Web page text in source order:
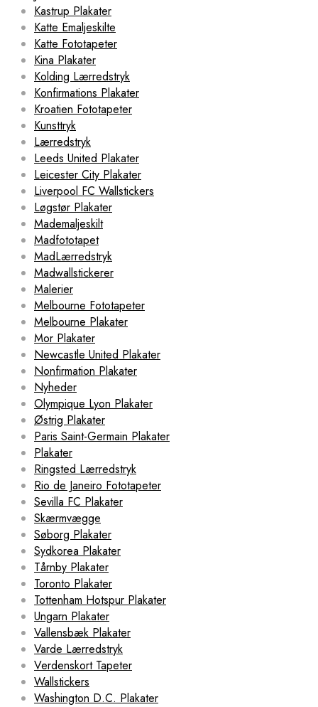
Kastrup Plakater
Katte Emaljeskilte
Katte Fototapeter
Kina Plakater
Kolding Lærredstryk
Konfirmations Plakater
Kroatien Fototapeter
Kunsttryk
Lærredstryk
Leeds United Plakater
Leicester City Plakater
Liverpool FC Wallstickers
Løgstør Plakater
Mademaljeskilt
Madfototapet
MadLærredstryk
Madwallstickerer
Malerier
Melbourne Fototapeter
Melbourne Plakater
Mor Plakater
Newcastle United Plakater
Nonfirmation Plakater
Nyheder
Olympique Lyon Plakater
Østrig Plakater
Paris Saint-Germain Plakater
Plakater
Ringsted Lærredstryk
Rio de Janeiro Fototapeter
Sevilla FC Plakater
Skærmvægge
Søborg Plakater
Sydkorea Plakater
Tårnby Plakater
Toronto Plakater
Tottenham Hotspur Plakater
Ungarn Plakater
Vallensbæk Plakater
Varde Lærredstryk
Verdenskort Tapeter
Wallstickers
Washington D.C. Plakater